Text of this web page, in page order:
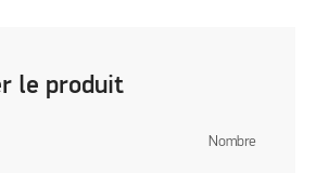
le produit
Nombre